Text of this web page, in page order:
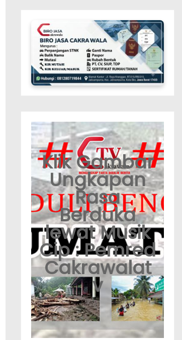
Klik Gambar
Ungkapan
Rasa
Berduka
lewat Musik
Cip : Pemred
Cakrawalat
v